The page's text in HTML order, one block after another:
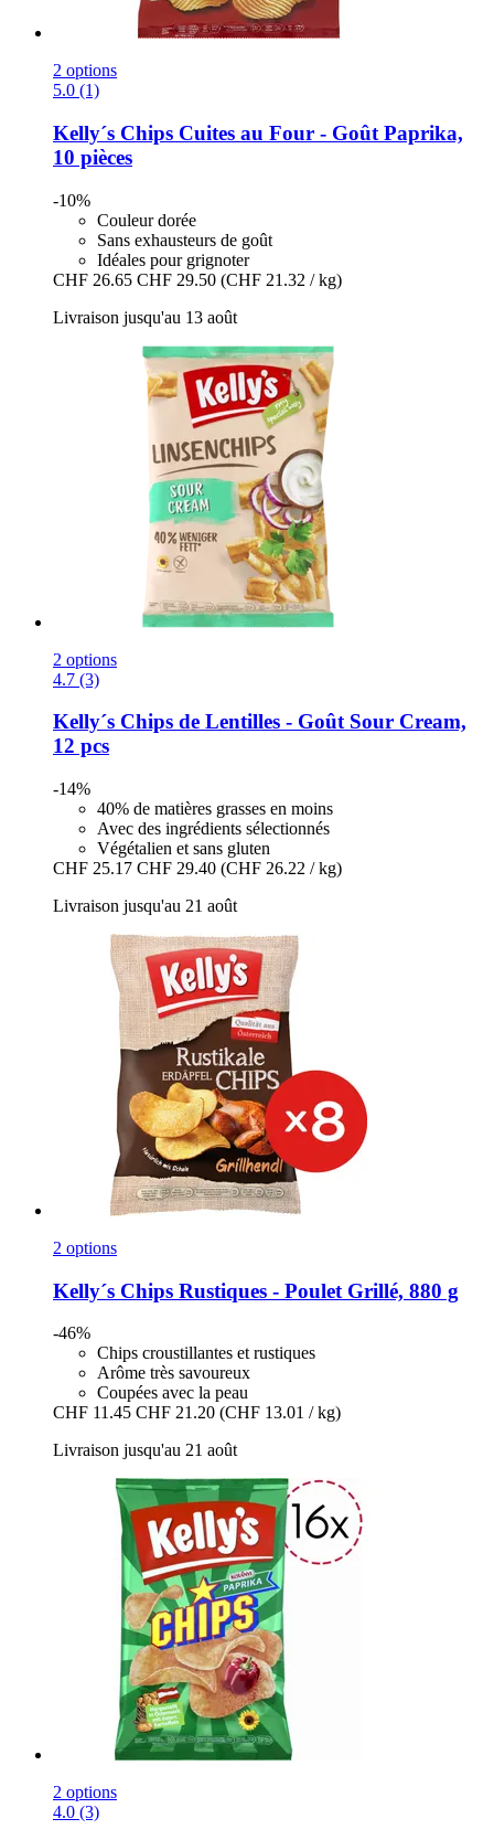
2 options
5.0 (1)
Kelly´s Chips Cuites au Four -​ Goût Paprika,
10 pièces
-10%
Couleur dorée
Sans exhausteurs de goût
Idéales pour grignoter
CHF 26.65 CHF 29.50 (CHF 21.32 / kg)
Livraison jusqu'au 13 août
2 options
4.7 (3)
Kelly´s Chips de Lentilles -​ Goût Sour Cream,
12 pcs
-14%
40% de matières grasses en moins
Avec des ingrédients sélectionnés
Végétalien et sans gluten
CHF 25.17 CHF 29.40 (CHF 26.22 / kg)
Livraison jusqu'au 21 août
2 options
Kelly´s Chips Rustiques -​ Poulet Grillé, 880 g
-46%
Chips croustillantes et rustiques
Arôme très savoureux
Coupées avec la peau
CHF 11.45 CHF 21.20 (CHF 13.01 / kg)
Livraison jusqu'au 21 août
2 options
4.0 (3)